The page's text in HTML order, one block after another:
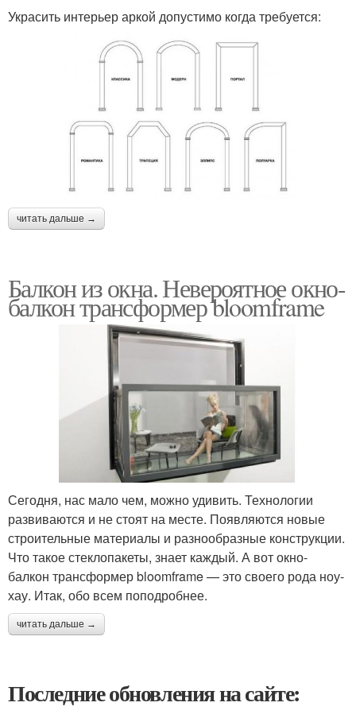
Украсить интерьер аркой допустимо когда требуется:
читать дальше →
Балкон из окна. Невероятное окно-
балкон трансформер bloomframe
Сегодня, нас мало чем, можно удивить. Технологии
развиваются и не стоят на месте. Появляются новые
строительные материалы и разнообразные конструкции.
Что такое стеклопакеты, знает каждый. А вот окно-
балкон трансформер bloomframe — это своего рода ноу-
хау. Итак, обо всем поподробнее.
читать дальше →
Последние обновления на сайте: